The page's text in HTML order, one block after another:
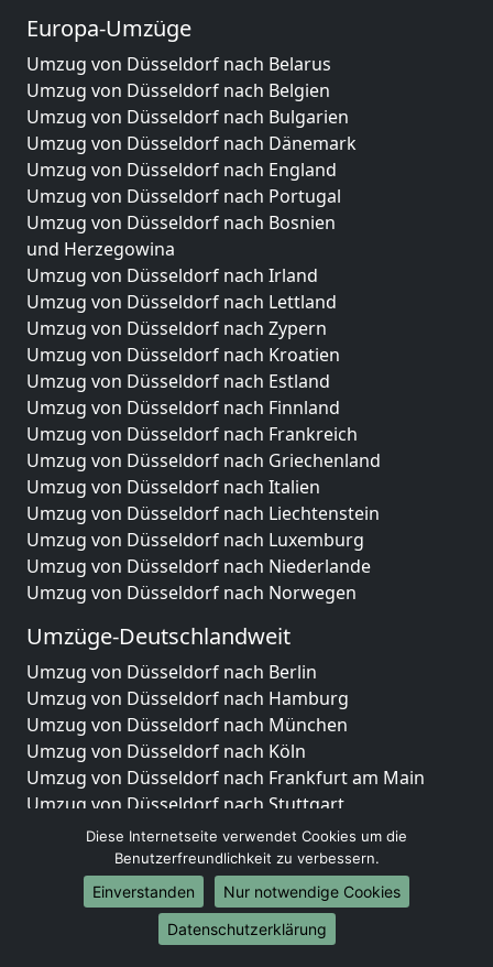
Europa-Umzüge
Umzug von Düsseldorf nach Belarus
Umzug von Düsseldorf nach Belgien
Umzug von Düsseldorf nach Bulgarien
Umzug von Düsseldorf nach Dänemark
Umzug von Düsseldorf nach England
Umzug von Düsseldorf nach Portugal
Umzug von Düsseldorf nach Bosnien
und Herzegowina
Umzug von Düsseldorf nach Irland
Umzug von Düsseldorf nach Lettland
Umzug von Düsseldorf nach Zypern
Umzug von Düsseldorf nach Kroatien
Umzug von Düsseldorf nach Estland
Umzug von Düsseldorf nach Finnland
Umzug von Düsseldorf nach Frankreich
Umzug von Düsseldorf nach Griechenland
Umzug von Düsseldorf nach Italien
Umzug von Düsseldorf nach Liechtenstein
Umzug von Düsseldorf nach Luxemburg
Umzug von Düsseldorf nach Niederlande
Umzug von Düsseldorf nach Norwegen
Umzüge-Deutschlandweit
Umzug von Düsseldorf nach Berlin
Umzug von Düsseldorf nach Hamburg
Umzug von Düsseldorf nach München
Umzug von Düsseldorf nach Köln
Umzug von Düsseldorf nach Frankfurt am Main
Umzug von Düsseldorf nach Stuttgart
Umzug von Düsseldorf nach Düsseldorf
Umzug von Düsseldorf nach Leipzig
Umzug von Düsseldorf nach Dortmund
Umzug von Düsseldorf nach Essen
Umzug von Düsseldorf nach Bremen
Diese Internetseite verwendet Cookies um die
Benutzerfreundlichkeit zu verbessern.
Einverstanden
Nur notwendige Cookies
Datenschutzerklärung